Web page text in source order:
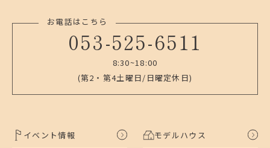
お電話はこちら
053-525-6511
8:30~18:00
(第2・第4土曜日/日曜定休日)
イベント情報 モデルハウス